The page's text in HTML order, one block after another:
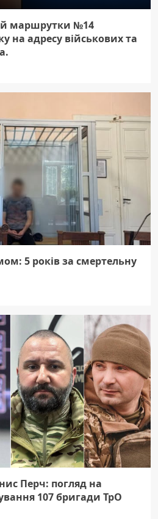
маршрутки №14
на адресу військових та
5 років за смертельну
Перч: погляд на
107 бригади ТрО